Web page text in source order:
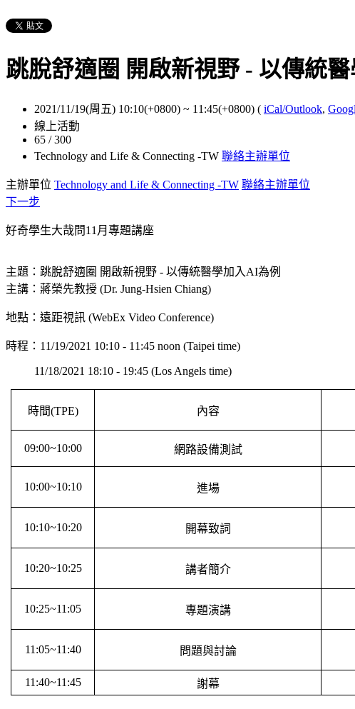
跳脫舒適圈 開啟新視野 - 以傳統
2021/11/19(周五) 10:10(+0800) ~ 11:45(+0800) ( iCal/Outlook,
線上活動
65 / 300
Technology and Life & Connecting -TW 聯絡主辦單位
主辦單位 Technology and Life & Connecting -TW 聯絡主辦單位
下一步
好奇學生大哉問11月專題講座
主題： 跳脫舒適圈 開啟新視野 - 以傳統醫學加入AI為例
主講：蔣榮先教授 (Dr. Jung-Hsien Chiang)
地點： 遠距視訊 (WebEx Video Conference)
時程：11/19/2021 10:10 - 11:45 noon (Taipei time)
11/18/2021 18:10 - 19:45 (Los Angels time)
時間(TPE) 內容
09:00~10:00 網路設備測試
10:00~10:10 進場
10:10~10:20 開幕致詞
10:20~10:25 講者簡介
10:25~11:05 專題演講
11:05~11:40 問題與討論
11:40~11:45 謝幕